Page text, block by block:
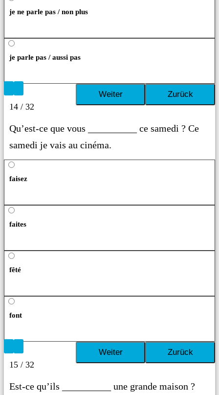
je ne parle pas / non plus
je parle pas / aussi pas
14 / 32
Qu’est-ce que vous __________ ce samedi ? Ce
samedi je vais au cinéma.
faisez
faites
fêté
font
15 / 32
Est-ce qu’ils __________ une grande maison ?